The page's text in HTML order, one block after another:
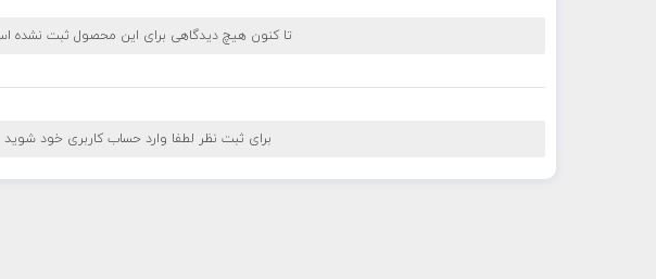
تا کنون هیچ دیدگاهی برای این محصول ثبت نشده
برای ثبت نظر لطفا وارد حساب کاربری خود شوید